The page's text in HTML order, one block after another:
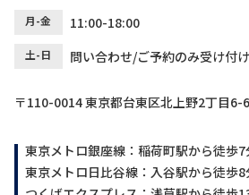
月-金 11:00-18:00
土-日 問い合わせ/ご予約のみ受け付け
〒110-0014 東京都台東区北上野2丁目6-
東京メトロ銀座線：稲荷町駅から徒歩7
東京メトロ日比谷線：入谷駅から徒歩8